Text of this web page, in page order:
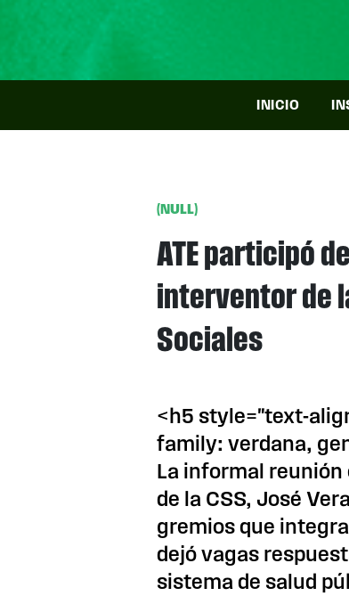
INICIO
(NULL)
ATE participó
interventor de
Sociales
<h5 style="text-
family: verdana,
La informal
de la CSS, José
gremios que
dejó vagas
sistema de salud